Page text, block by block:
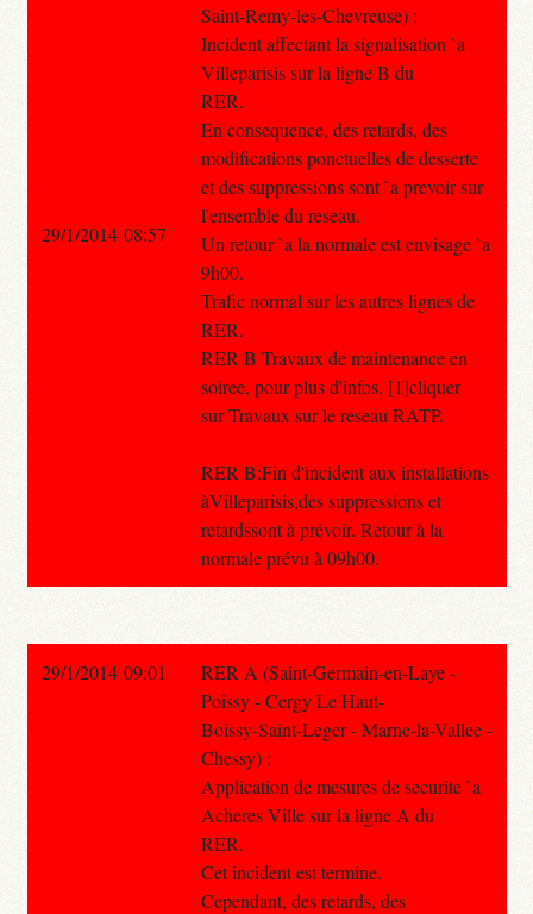
Saint-Remy-les-Chevreuse) :
Incident affectant la signalisation `a
Villeparisis sur la ligne B du
RER.
En consequence, des retards, des
modifications ponctuelles de desserte
et des suppressions sont `a prevoir sur
l'ensemble du reseau.
Un retour `a la normale est envisage `a
9h00.
Trafic normal sur les autres lignes de
RER.
RER B Travaux de maintenance en
soiree, pour plus d'infos, [1]cliquer
sur Travaux sur le reseau RATP.
RER B:Fin d'incident aux installations
àVilleparisis,des suppressions et
retardssont à prévoir. Retour à la
normale prévu à 09h00.
29/1/2014 08:57
29/1/2014 09:01
RER A (Saint-Germain-en-Laye -
Poissy - Cergy Le Haut-
Boissy-Saint-Leger - Marne-la-Vallee -
Chessy) :
Application de mesures de securite `a
Acheres Ville sur la ligne A du
RER.
Cet incident est termine.
Cependant, des retards, des